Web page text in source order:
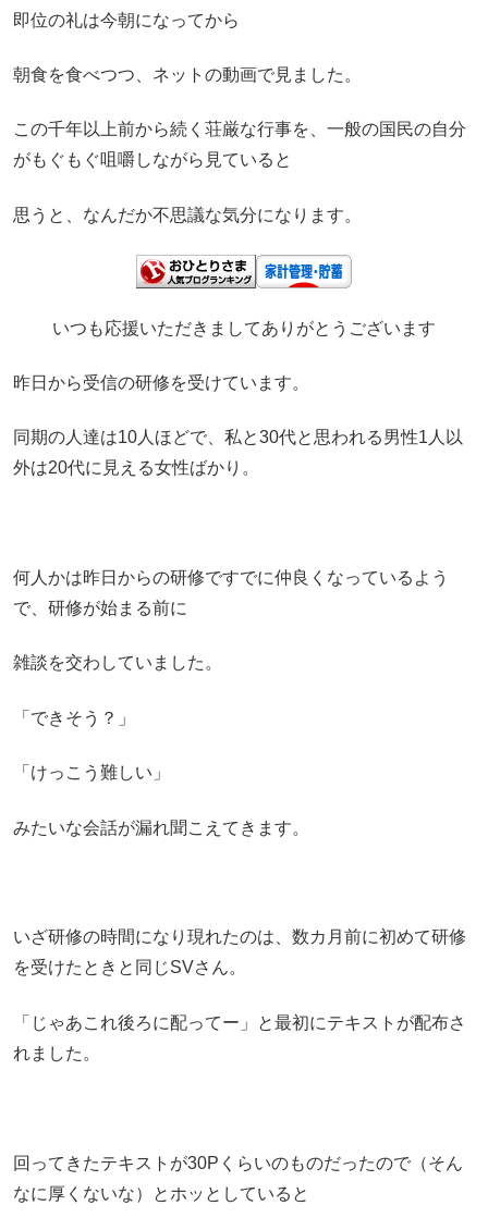
即位の礼は今朝になってから
朝食を食べつつ、ネットの動画で見ました。
この千年以上前から続く荘厳な行事を、一般の国民の自分
がもぐもぐ咀嚼しながら見ていると
思うと、なんだか不思議な気分になります。
いつも応援いただきましてありがとうございます
昨日から受信の研修を受けています。
同期の人達は10人ほどで、私と30代と思われる男性1人以
外は20代に見える女性ばかり。
何人かは昨日からの研修ですでに仲良くなっているよう
で、研修が始まる前に
雑談を交わしていました。
「できそう？」
「けっこう難しい」
みたいな会話が漏れ聞こえてきます。
いざ研修の時間になり現れたのは、数カ月前に初めて研修
を受けたときと同じSVさん。
「じゃあこれ後ろに配ってー」と最初にテキストが配布さ
れました。
回ってきたテキストが30Pくらいのものだったので（そん
なに厚くないな）とホッとしていると